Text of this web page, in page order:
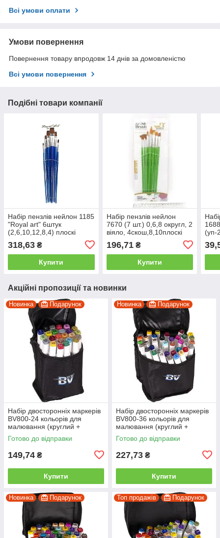
Всі умови оплати
Умови повернення
Повернення товару впродовж 14 днів за домовленістю
Всі умови повернення
Подібні товари компанії
Набір пензлів нейлон 1185
"Royal art" 6штук
(2,6,10,12,8,4) плоскі
318,63 ₴
Купити
Набір пензлів нейлон
7670 (7 шт.) 0,6,8 округл, 2
віяло, 4скош,8,10плоскі
196,71₴
Купити
(уп-
Акційні пропозиції та новинки
Новинка Подарунок
Набір двосторонніх маркерів
BV800-24 кольорів для
малювання (круглий +
скошений.) квадратний у
сумці
Готово до відправки
149,74 ₴
Купити
Новинка Подарунок
Набір двосторонніх маркерів
BV800-36 кольорів для
малювання (круглий +
скісний.) квадратний у сумці
Готово до відправки
227,73 ₴
Купити
Новинка Подарунок Топ продажів Подарунок